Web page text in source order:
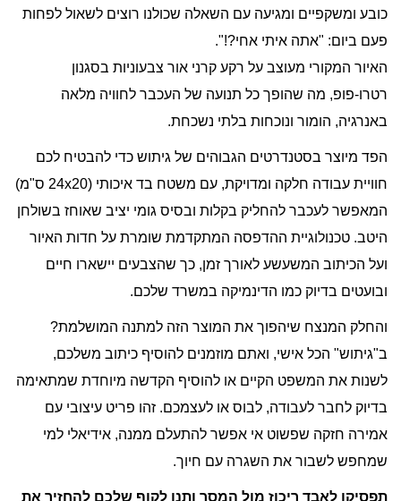
כובע ומשקפיים ומגיעה עם השאלה שכולנו רוצים לשאול לפחות
פעם ביום: "אתה איתי אחי?!".
האיור המקורי מעוצב על רקע קרני אור צבעוניות בסגנון
רטרו-פופ, מה שהופך כל תנועה של העכבר לחוויה מלאה
באנרגיה, הומור ונוכחות בלתי נשכחת.
הפד מיוצר בסטנדרטים הגבוהים של גיתוש כדי להבטיח לכם
חוויית עבודה חלקה ומדויקת, עם משטח בד איכותי (24x20 ס"מ)
המאפשר לעכבר להחליק בקלות ובסיס גומי יציב שאוחז בשולחן
היטב. טכנולוגיית ההדפסה המתקדמת שומרת על חדות האיור
ועל הכיתוב המשעשע לאורך זמן, כך שהצבעים יישארו חיים
ובועטים בדיוק כמו הדינמיקה במשרד שלכם.
והחלק המנצח שיהפוך את המוצר הזה למתנה המושלמת?
ב"גיתוש" הכל אישי, ואתם מוזמנים להוסיף כיתוב משלכם,
לשנות את המשפט הקיים או להוסיף הקדשה מיוחדת שמתאימה
בדיוק לחבר לעבודה, לבוס או לעצמכם. זהו פריט עיצובי עם
אמירה חזקה שפשוט אי אפשר להתעלם ממנה, אידיאלי למי
שמחפש לשבור את השגרה עם חיוך.
תפסיקו לאבד ריכוז מול המסך ותנו לקוף שלכם להחזיר את